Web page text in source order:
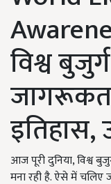
विश्व
इतिहास,
आज पूरी दुनिया, विश्व
मना रही है. ऐसे में चलिए